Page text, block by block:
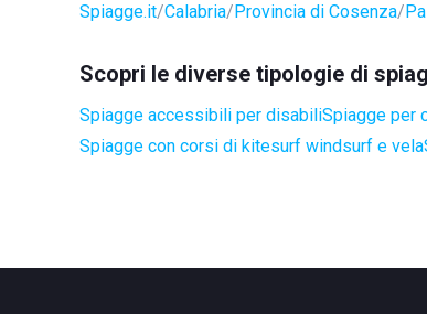
Spiagge.it Calabria Provincia di Cosenza
Scopri le diverse tipologie di
Spiagge accessibili per disabiliSpiagge per
Spiagge con corsi di kitesurf windsurf e vela